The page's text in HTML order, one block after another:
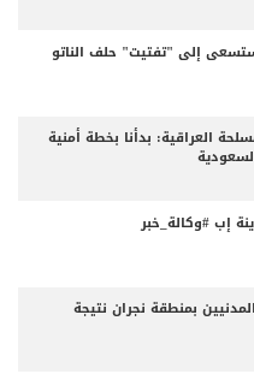
إلى "تفتيت" حلف الناتو
العراقية: بدأنا بخطة أمنية
إب #وكالة_خبر
إصابة 11 من المدنيين بمنطقة نجران نتيجة